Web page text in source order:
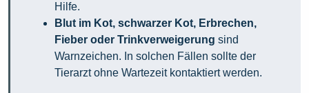
Hilfe.
Blut im Kot, schwarzer Kot, Erbrechen,
Fieber oder Trinkverweigerung sind
Warnzeichen. In solchen Fällen sollte der
Tierarzt ohne Wartezeit kontaktiert werden.